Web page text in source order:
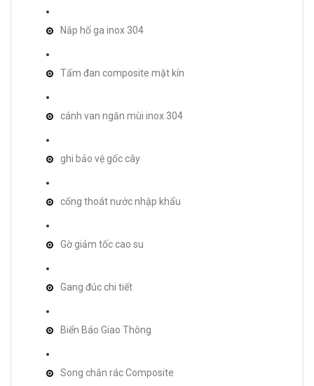
Nắp hố ga inox 304
Tấm đan composite mặt kín
cánh van ngăn mùi inox 304
ghi bảo vệ gốc cây
cống thoát nước nhập khẩu
Gờ giảm tốc cao su
Gang đúc chi tiết
Biển Báo Giao Thông
Song chắn rác Composite